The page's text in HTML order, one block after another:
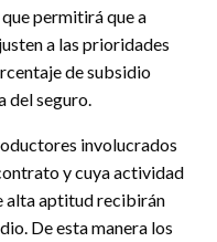
permitirá que a
a las prioridades
de subsidio
del seguro.
involucrados
y cuya actividad
alta aptitud recibirán
De esta manera los